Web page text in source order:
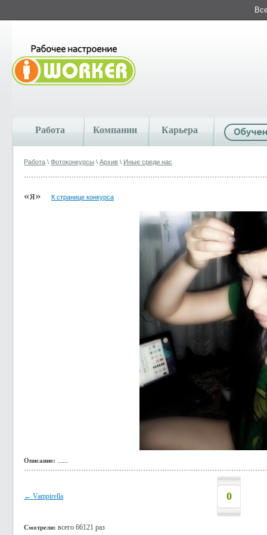
Работа Компании Карьера
Работа \ Фотоконкурсы \ Архив \ Иные среди нас
«я» К странице конкурса
Описание: ......
← Vampirella 0
Смотрели: всего 66121 раз